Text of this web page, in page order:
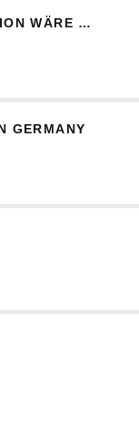
WÄRE …
GERMANY